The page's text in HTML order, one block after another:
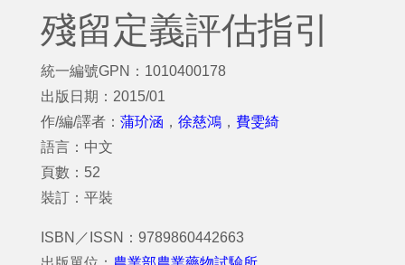
殘留定義評估指引
統一編號GPN：1010400178
出版日期：2015/01
作/編/譯者： 蒲玠涵 ， 徐慈鴻 ， 費雯綺
語言：中文
頁數：52
裝訂：平裝
ISBN／ISSN：9789860442663